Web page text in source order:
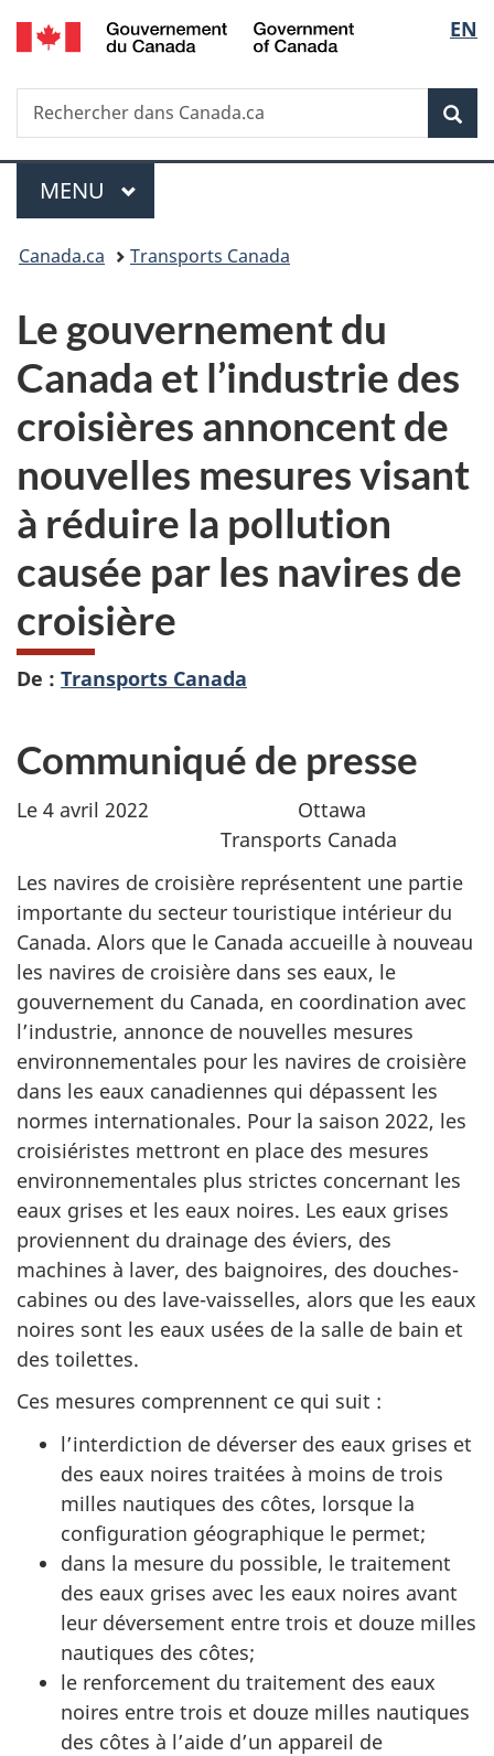
Passer
au
principal
Passer
à
Au
du
Passer
à
version
simplifiée
de
la
EN
Recherche
Rechercher
dans
Menu
MENU PRINCIPAL
Vous
ici :
Canada.ca Transports Canada
Le gouvernement du
Canada et l’industrie des
croisières annoncent de
nouvelles mesures visant
à réduire la pollution
causée par les navires de
croisière
De : Transports Canada
Communiqué de presse
Le 4 avril 2022 Ottawa
Transports Canada
Les navires de croisière représentent une partie
importante du secteur touristique intérieur du
Canada. Alors que le Canada accueille à nouveau
les navires de croisière dans ses eaux, le
gouvernement du Canada, en coordination avec
l’industrie, annonce de nouvelles mesures
environnementales pour les navires de croisière
dans les eaux canadiennes qui dépassent les
normes internationales. Pour la saison 2022, les
croisiéristes mettront en place des mesures
environnementales plus strictes concernant les
eaux grises et les eaux noires. Les eaux grises
proviennent du drainage des éviers, des
machines à laver, des baignoires, des douches-
cabines ou des lave-vaisselles, alors que les eaux
noires sont les eaux usées de la salle de bain et
des toilettes.
Ces mesures comprennent ce qui suit :
l’interdiction de déverser des eaux grises et
des eaux noires traitées à moins de trois
milles nautiques des côtes, lorsque la
configuration géographique le permet;
dans la mesure du possible, le traitement
des eaux grises avec les eaux noires avant
leur déversement entre trois et douze milles
nautiques des côtes;
le renforcement du traitement des eaux
noires entre trois et douze milles nautiques
des côtes à l’aide d’un appareil de